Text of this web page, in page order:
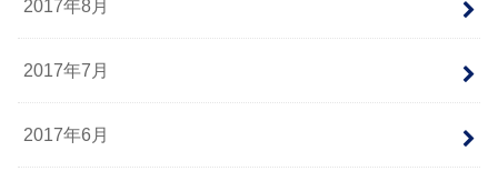
2017年8月
2017年7月
2017年6月